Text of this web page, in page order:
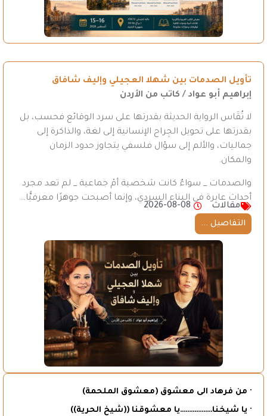
تأويل الصدمات بين شهلا العجيلي وإليف شافاق
إبراهيم أبو عواد / كاتب من الأردن
لا تُقَاس الرواية الحديثة بقدرتها على سرد الوقائع فحسب، بل
بقدرتها على تحويل الجِراح الإنسانية إلى لغة، والذاكرة إلى
جماليات، والألم إلى سؤال فلسفي يتجاوز حدود الزمان
والمكان.
والصدمات _ سواءٌ كانت شخصية أمْ جماعية _ لم تعد مجرد
أحداث عابرة في البناء السردي، وإنما أصبحت جوهرًا معرفيًّا…
مقالات
2026-08-08
التفاصيل ...
· من فرهاد الى معشوق (معشوق الملحمة)
· يا شيخنا………………يا معشوقنا ((شيخ الحرية))